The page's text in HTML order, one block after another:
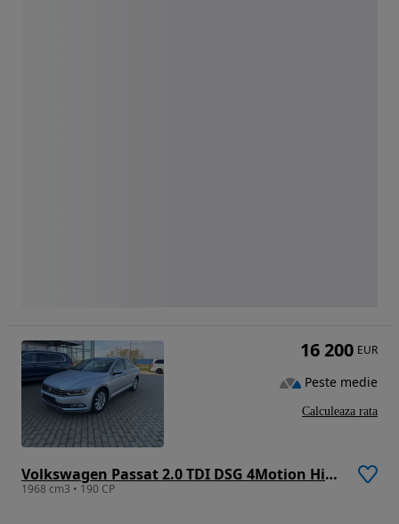
Volkswagen Passat 2.0 TDI DSG 4Motion Highline
1968 cm3 • 190 CP
16 200 EUR
Peste medie
Calculeaza rata